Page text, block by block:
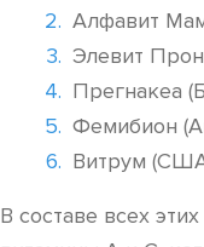
Алфавит
Элевит
Прегнакеа
Фемибион
Витрум
В составе всех